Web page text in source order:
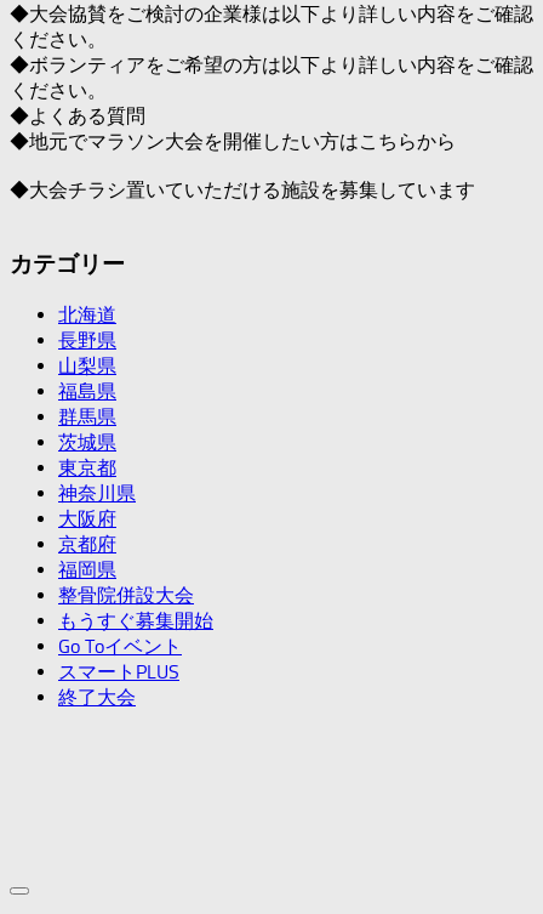
◆大会協賛をご検討の企業様は以下より詳しい内容をご確認
ください。
◆ボランティアをご希望の方は以下より詳しい内容をご確認
ください。
◆よくある質問
◆地元でマラソン大会を開催したい方はこちらから
◆大会チラシ置いていただける施設を募集しています
カテゴリー
北海道
長野県
山梨県
福島県
群馬県
茨城県
東京都
神奈川県
大阪府
京都府
福岡県
整骨院併設大会
もうすぐ募集開始
Go Toイベント
スマートPLUS
終了大会